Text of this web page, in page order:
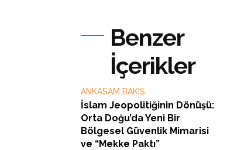
Benzer
İçerikler
ANKASAM BAKIŞ
İslam Jeopolitiğinin Dönüşü:
Orta Doğu’da Yeni Bir
Bölgesel Güvenlik Mimarisi
ve “Mekke Paktı”